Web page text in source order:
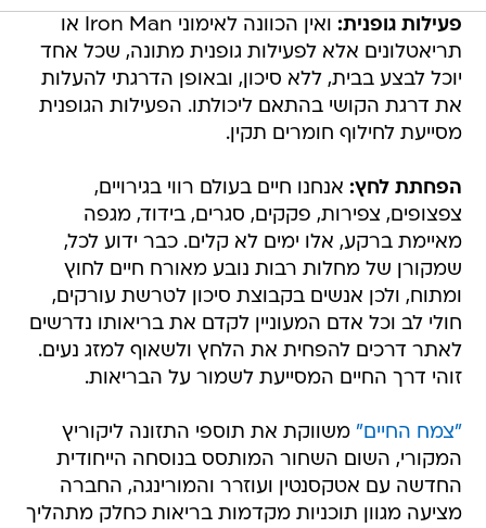
פעילות גופנית:
ואין הכוונה לאימוני Iron Man או
תריאטלונים אלא לפעילות גופנית מתונה, שכל אחד
יוכל לבצע בבית, ללא סיכון, ובאופן הדרגתי להעלות
את דרגת הקושי בהתאם ליכולתו. הפעילות הגופנית
מסייעת לחילוף חומרים תקין.
הפחתת לחץ: אנחנו חיים בעולם רווי בגירויים,
צפצופים, צפירות, פקקים, סגרים, בידוד, מגפה
מאיימת ברקע, אלו ימים לא קלים. כבר ידוע לכל,
שמקורן של מחלות רבות נובע מאורח חיים לחוץ
ומתוח, ולכן אנשים בקבוצת סיכון לטרשת עורקים,
חולי לב וכל אדם המעוניין לקדם את בריאותו נדרשים
לאתר דרכים להפחית את הלחץ ולשאוף למזג נעים.
זוהי דרך החיים המסייעת לשמור על הבריאות.
"צמח החיים" משווקת את תוספי התזונה ליקוריץ
המקורי, השום השחור המותסס בנוסחה הייחודית
החדשה עם אטקסנטין ועוזרר והמורינגה, החברה
מציעה מגוון תוכניות מקדמות בריאות כחלק מתהליך